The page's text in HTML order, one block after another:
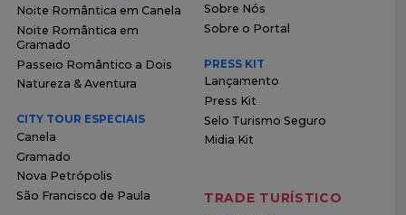
Noite Romântica em Canela
Noite Romântica em
Gramado
Passeio Romântico a Dois
Natureza & Aventura
CITY TOUR ESPECIAIS
Canela
Gramado
Nova Petrópolis
São Francisco de Paula
Sobre Nós
Sobre o Portal
PRESS KIT
Lançamento
Press Kit
Selo Turismo Seguro
Midia Kit
TRADE TURÍSTICO